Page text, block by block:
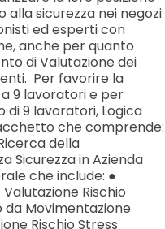
alla sicurezza nei negozi
ed esperti con
anche per quanto
di Valutazione dei
Per favorire la
9 lavoratori e per
di 9 lavoratori, Logica
che comprende:
della
Sicurezza in Azienda
che include: ●
Rischio
Movimentazione
Rischio Stress